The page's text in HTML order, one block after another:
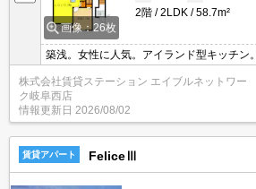
画像：26枚
2階
2LDK 58.7m²
築浅。女性に人気。アイランド型キッチン。
株式会社賃貸ステーション エイブルネットワー
ク岐阜西店
情報更新日 2026/08/02
賃貸アパート FeliceⅢ